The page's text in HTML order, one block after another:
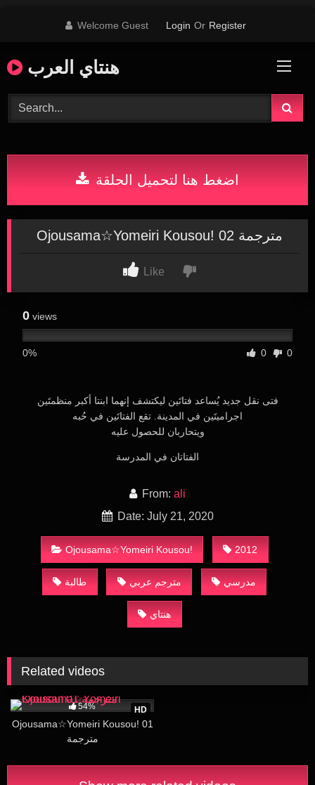
Welcome Guest Login Or Register
هنتاي العرب
اضغط هنا لتحميل الحلقة
Ojousama☆Yomeiri Kousou! 02 مترجمة
Like
0 views
0% 0 0
فتى نقل جديد يُساعد فتاتَين ليكتشف إنهما ابنتا أكبر منظمتَين
اجراميتَين في المدينة. تقع الفتاتَين في حُبه
ويتحاربان للحصول عليه
الفتاتان في المدرسة
From: ali
Date: July 21, 2020
Ojousama☆Yomeiri Kousou! 2012
طالبة مترجم عربي مدرسي
هنتاي
Related videos
HD
54%
Ojousama☆Yomeiri Kousou! 01
مترجمة